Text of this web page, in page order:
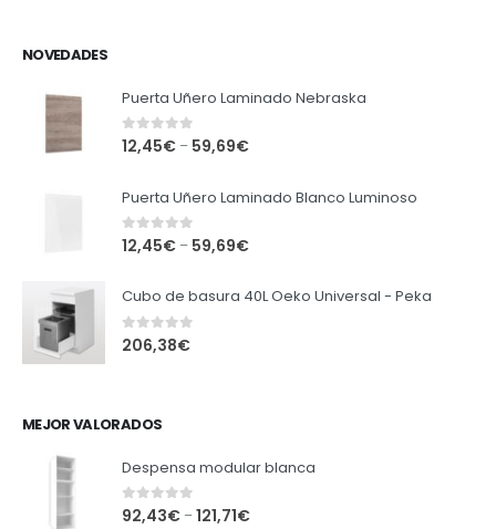
NOVEDADES
Puerta Uñero Laminado Nebraska
0out of 5
12,45€ – 59,69€
Puerta Uñero Laminado Blanco Luminoso
0out of 5
12,45€ – 59,69€
Cubo de basura 40L Oeko Universal - Peka
0out of 5
206,38€
MEJOR VALORADOS
Despensa modular blanca
0out of 5
92,43€ –121,71€